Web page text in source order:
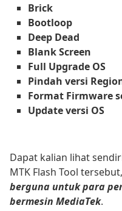
Brick
Bootloop
Deep Dead
Blank Screen
Full Upgrade OS
Pindah versi
Format Firmware
Update versi OS
Dapat kalian lihat
MTK Flash Tool tersebut,
berguna untuk para
bermesin MediaTek.